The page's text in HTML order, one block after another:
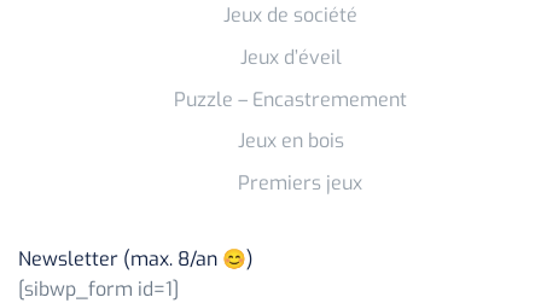
Jeux de société
Jeux d’éveil
Puzzle – Encastremement
Jeux en bois
Premiers jeux
Newsletter (max. 8/an 😊)
[sibwp_form id=1]